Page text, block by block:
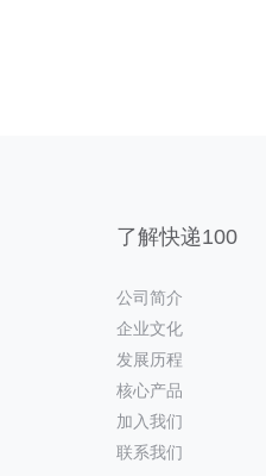
了解快递100
公司简介
企业文化
发展历程
核心产品
加入我们
联系我们